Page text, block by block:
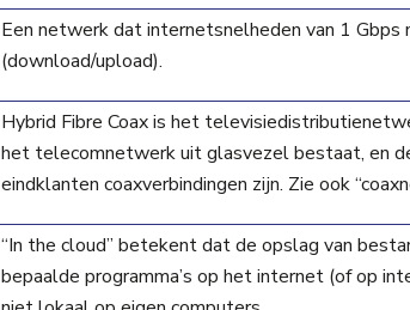
Een netwerk dat internetsnelheden van 1 Gbps
(download/upload).
Hybrid Fibre Coax is het
het telecomnetwerk uit glasvezel bestaat, en
eindklanten coaxverbindingen zijn. Zie ook
“In the cloud” betekent dat de opslag van
bepaalde programma’s op het internet (of op